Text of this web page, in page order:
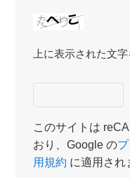
上に表示された文字
このサイトは
おり、Google の
用規約 に適用され